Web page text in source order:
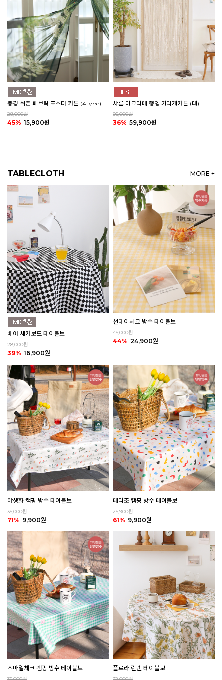
풍경 쉬폰 패브릭 포스터 커튼 (4type)
29,000원
45% 15,900원
샤론 마크라메 행잉 가리개커튼 (대)
95,000원
36% 59,900원
TABLECLOTH MORE +
베어 체커보드 테이블보
28,000원
39% 16,900원
선데이체크 방수 테이블보
45,000원
44% 24,900원
야생화 캠핑 방수 테이블보
35,000원
71% 9,900원
테라조 캠핑 방수 테이블보
25,900원
61% 9,900원
스마일체크 캠핑 방수 테이블보 플로라 린넨 테이블보